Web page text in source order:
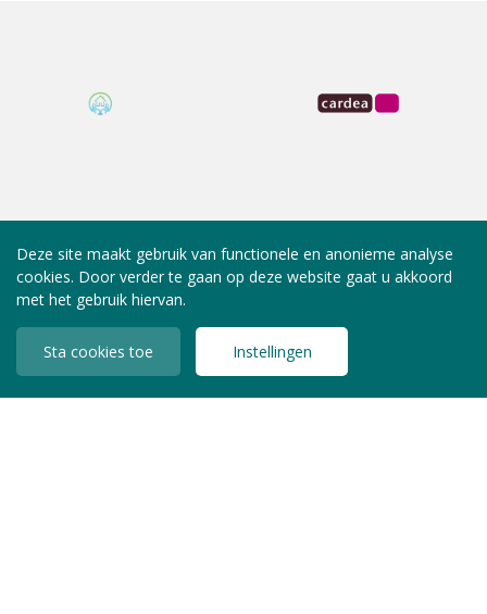
Deze site maakt gebruik van functionele en anonieme analyse
cookies. Door verder te gaan op deze website gaat u akkoord
met het gebruik hiervan.
Sta cookies toe Instellingen